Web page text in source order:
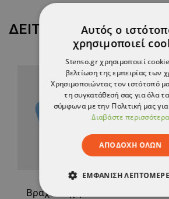
ΔΕΊΤΕ ΠΕΡΙΣΣΌΤΕΡΑ
Αυτός ο
χρησιμοποιεί
Stenso.gr χρησιμοποιεί
βελτίωση της εμπειρίας των
Χρησιμοποιώντας τον ιστότοπό
τη συγκατάθεσή σας για όλα
σύμφωνα με την Πολιτική μας
Διαβάστε περισσότερα
ΑΠΟΔΟΧΉ ΌΛΩΝ
ΕΜΦΆΝΙΣΗ